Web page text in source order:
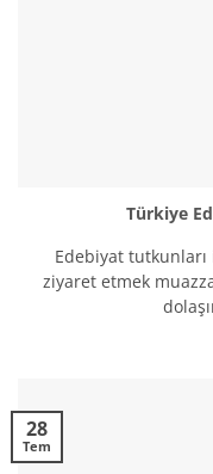
Türkiye
Edebiyat tutkunları
ziyaret etmek
28
Tem